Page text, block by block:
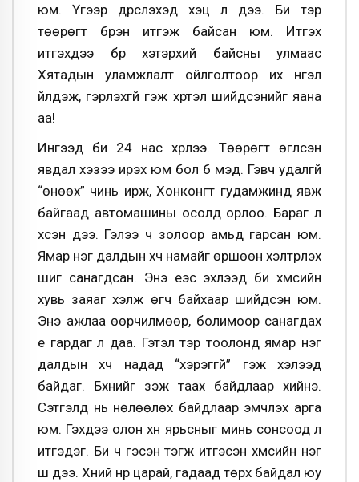
юм. Үгээр дүрслэхэд хэцүү л дээ. Би тэр
төөрөгт бүрэн итгэж байсан юм. Итгэх
итгэхдээ бүр хэтэрхий байсны улмаас
Хятадын уламжлалт ойлголтоор их нүгэл
үйлдэж, гэрлэхгүй гэж хүртэл шийдсэнийг яана
аа!
Ингээд би 24 нас хүрлээ. Төөрөгт өгүүлсэн
явдал хэзээ ирэх юм бол бүү мэд. Гэвч удалгүй
“өнөөх” чинь ирж, Хонконгт гудамжинд явж
байгаад автомашины осолд орлоо. Бараг л
үхсэн дээ. Гэлээ ч золоор амьд гарсан юм.
Ямар нэг далдын хүч намайг өршөөн хэлтрүүлэх
шиг санагдсан. Энэ үеэс эхлээд би хүмүүсийн
хувь заяаг хэлж өгч байхаар шийдсэн юм.
Энэ ажлаа өөрчилмөөр, болимоор санагдах
үе гардаг л даа. Гэтэл тэр тоолонд ямар нэг
далдын хүч надад “хэрэггүй” гэж хэлээд
байдаг. Бүхнийг үзэж таах байдлаар хийнэ.
Сэтгэлд нь нөлөөлөх байдлаар эмчлэх арга
юм. Гэхдээ олон хүн ярьсныг минь сонсоод л
итгэдэг. Би ч гэсэн тэгж итгэсэн хүмүүсийн нэг
шүү дээ. Хүний нүүр царай, гадаад төрх байдал юу